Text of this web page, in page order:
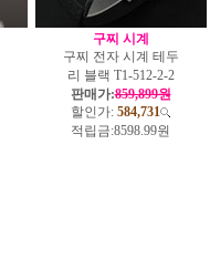
구찌 시계
구찌 전자 시계 테두
리 블랙 T1-512-2-2
판매가:859,899원
할인가: 584,731
적립금:8598.99원